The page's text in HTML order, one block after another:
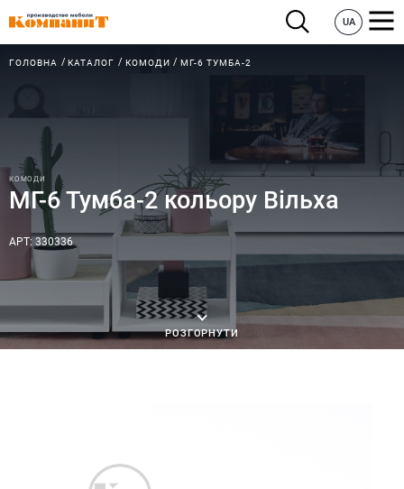
UA
ГОЛОВНА КАТАЛОГ КОМОДИ МГ-6 ТУМБА-2
КОМОДИ
МГ-6 Тумба-2 кольору Вільха
АРТ: 330336
РОЗГОРНУТИ